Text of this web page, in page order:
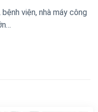
viện, nhà máy công